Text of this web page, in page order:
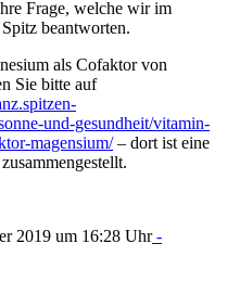
Frage, welche wir im
beantworten.
als Cofaktor von
Sie bitte auf
und-gesundheit/vitamin-
magensium/– dort ist eine
2019 um 16:28 Uhr-